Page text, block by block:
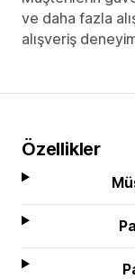
ve daha fazla
alışveriş
Özellikler